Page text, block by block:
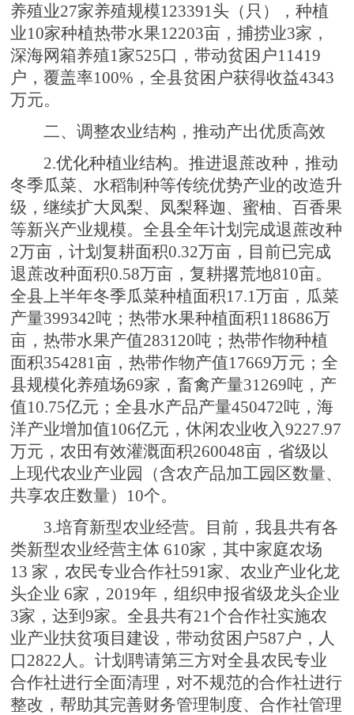
养殖业27家养殖规模123391头（只），种植
业10家种植热带水果12203亩，捕捞业3家，
深海网箱养殖1家525口，带动贫困户11419
户，覆盖率100%，全县贫困户获得收益4343
万元。
二、调整农业结构，推动产出优质高效
2.优化种植业结构。推进退蔗改种，推动
冬季瓜菜、水稻制种等传统优势产业的改造升
级，继续扩大凤梨、凤梨释迦、蜜柚、百香果
等新兴产业规模。全县全年计划完成退蔗改种
2万亩，计划复耕面积0.32万亩，目前已完成
退蔗改种面积0.58万亩，复耕撂荒地810亩。
全县上半年冬季瓜菜种植面积17.1万亩，瓜菜
产量399342吨；热带水果种植面积118686万
亩，热带水果产值283120吨；热带作物种植
面积354281亩，热带作物产值17669万元；全
县规模化养殖场69家，畜禽产量31269吨，产
值10.75亿元；全县水产品产量450472吨，海
洋产业增加值106亿元，休闲农业收入9227.97
万元，农田有效灌溉面积260048亩，省级以
上现代农业产业园（含农产品加工园区数量、
共享农庄数量）10个。
3.培育新型农业经营。目前，我县共有各
类新型农业经营主体 610家，其中家庭农场
13 家，农民专业合作社591家、农业产业化龙
头企业 6家，2019年，组织申报省级龙头企业
3家，达到9家。全县共有21个合作社实施农
业产业扶贫项目建设，带动贫困户587户，人
口2822人。计划聘请第三方对全县农民专业
合作社进行全面清理，对不规范的合作社进行
整改，帮助其完善财务管理制度、合作社管理